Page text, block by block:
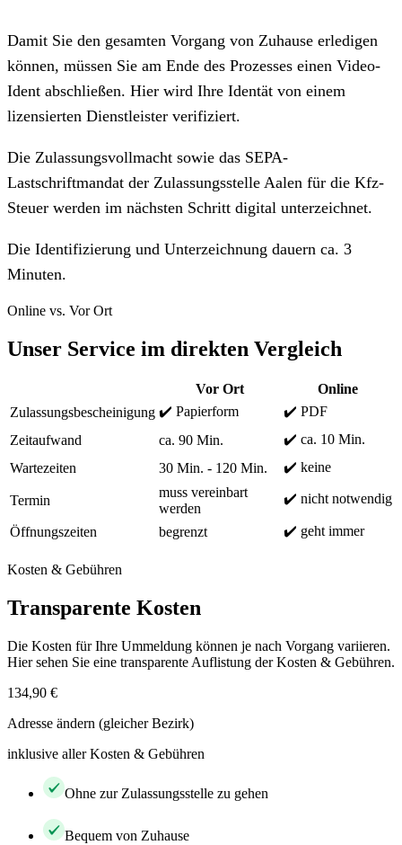
Damit Sie den gesamten Vorgang von Zuhause erledigen
können, müssen Sie am Ende des Prozesses einen Video-
Ident abschließen. Hier wird Ihre Identät von einem
lizensierten Dienstleister verifiziert.
Die Zulassungsvollmacht sowie das SEPA-
Lastschriftmandat der Zulassungsstelle Aalen für die Kfz-
Steuer werden im nächsten Schritt digital unterzeichnet.
Die Identifizierung und Unterzeichnung dauern ca. 3
Minuten.
Online vs. Vor Ort
Unser Service im direkten Vergleich
Vor Ort
Online
Zulassungsbescheinigung ✔️ Papierform
✔️ PDF
Zeitaufwand
ca. 90 Min.
✔️ ca. 10 Min.
Wartezeiten
30 Min. - 120 Min. ✔️ keine
Termin
muss vereinbart
werden
✔️ nicht notwendig
Öffnungszeiten begrenzt ✔️ geht immer
Kosten & Gebühren
Transparente Kosten
Die Kosten für Ihre Ummeldung können je nach Vorgang variieren.
Hier sehen Sie eine transparente Auflistung der Kosten & Gebühren.
134,90 €
Adresse ändern (gleicher Bezirk)
inklusive aller Kosten & Gebühren
Ohne zur Zulassungsstelle zu gehen
Bequem von Zuhause